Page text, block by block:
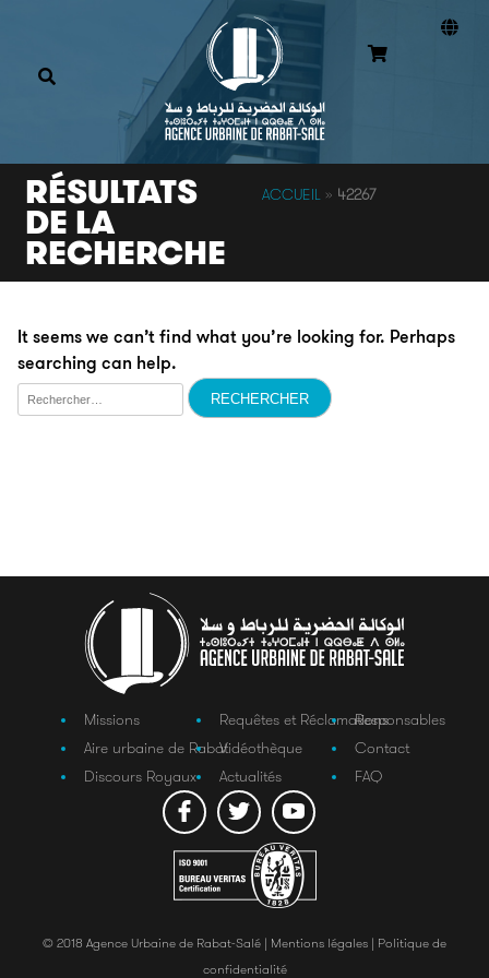
RÉSULTATS
DE LA
RECHERCHE
ACCUEIL » 42267
It seems we can’t find what you’re looking for. Perhaps
searching can help.
Rechercher :
Missions
Aire urbaine de Rabat
Discours Royaux
Requêtes et Réclamations
Vidéothèque
Actualités
Responsables
Contact
FAQ
© 2018 Agence Urbaine de Rabat-Salé | Mentions légales | Politique de
confidentialité